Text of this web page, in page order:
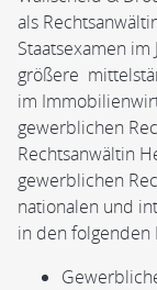
als
Staatsexamen im
größere
im
gewerblichen
Rechtsanwältin
gewerblichen
nationalen und
in den folgenden